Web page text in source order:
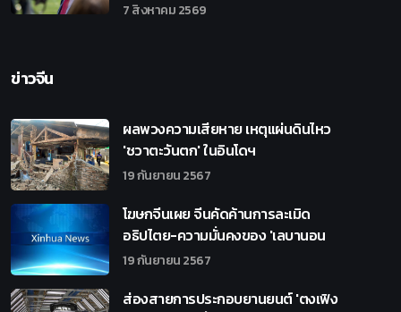
7 สิงหาคม 2569
ข่าวจีน
ผลพวงความเสียหาย เหตุแผ่นดินไหว
'ชวาตะวันตก' ในอินโดฯ
19 กันยายน 2567
โฆษกจีนเผย จีนคัดค้านการละเมิด
อธิปไตย-ความมั่นคงของ 'เลบานอน
19 กันยายน 2567
ส่องสายการประกอบยานยนต์ 'ตงเฟิง